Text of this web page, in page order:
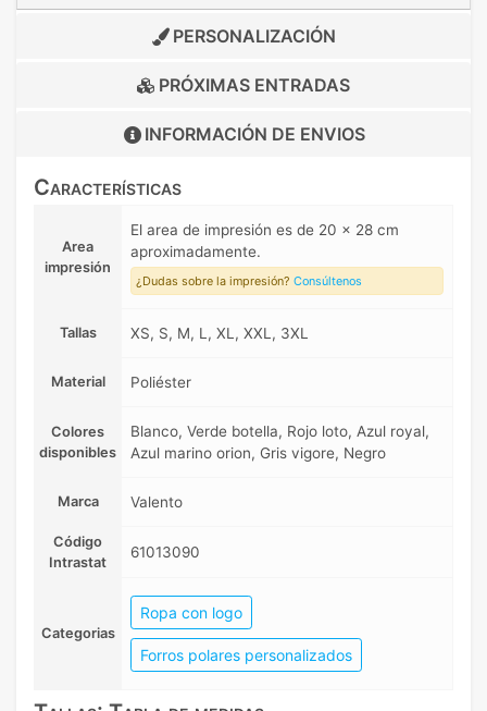
PERSONALIZACIÓN
PRÓXIMAS ENTRADAS
INFORMACIÓN DE ENVIOS
Características
Area
impresión
El area de impresión es de 20 x 28 cm
aproximadamente.
¿Dudas sobre la impresión? Consúltenos
Tallas XS, S, M, L, XL, XXL, 3XL
Material Poliéster
Colores
disponibles
Blanco, Verde botella, Rojo loto, Azul royal,
Azul marino orion, Gris vigore, Negro
Marca Valento
Código
Intrastat
61013090
Categorias
Ropa con logo
Forros polares personalizados